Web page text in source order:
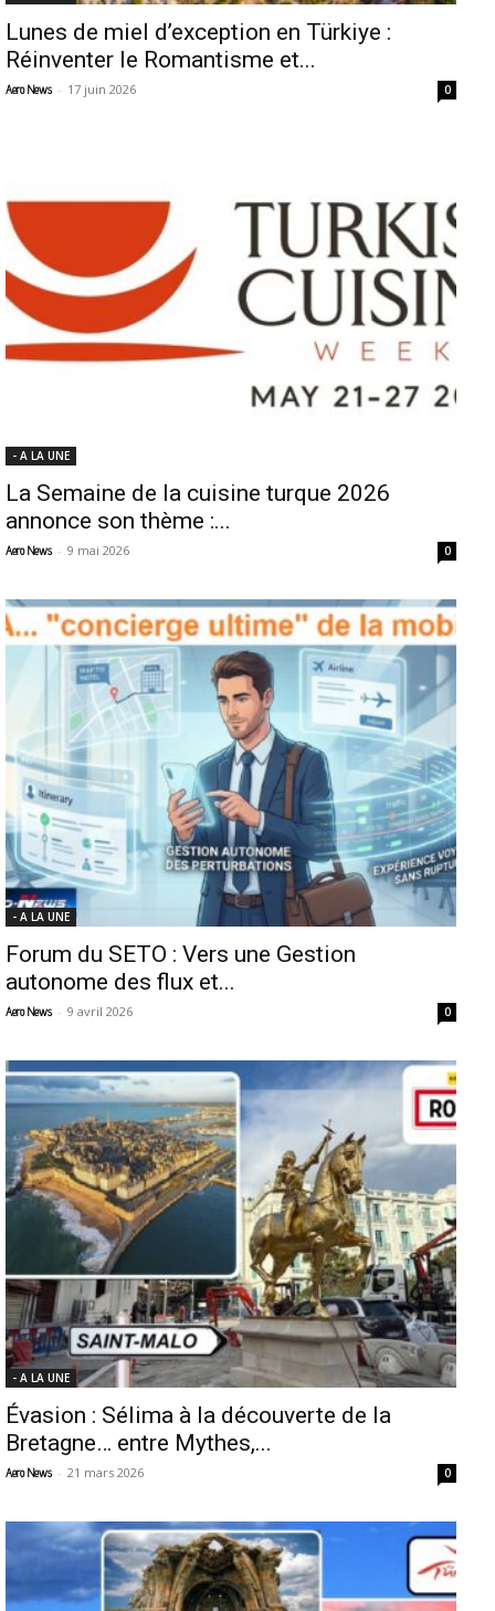
Lunes de miel d’exception en Türkiye :
Réinventer le Romantisme et...
Aero News - 17 juin 2026 0
- A LA UNE
La Semaine de la cuisine turque 2026
annonce son thème :...
Aero News - 9 mai 2026 0
- A LA UNE
Forum du SETO : Vers une Gestion
autonome des flux et...
Aero News - 9 avril 2026 0
- A LA UNE
Évasion : Sélima à la découverte de la
Bretagne… entre Mythes,...
Aero News - 21 mars 2026 0